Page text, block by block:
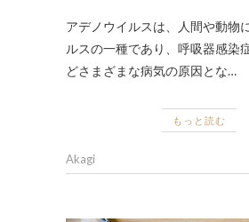
アデノウイルスは、人間や動物
ルスの一種であり、呼吸器感染
どさまざまな病気の原因とな…
もっと読む
Akagi